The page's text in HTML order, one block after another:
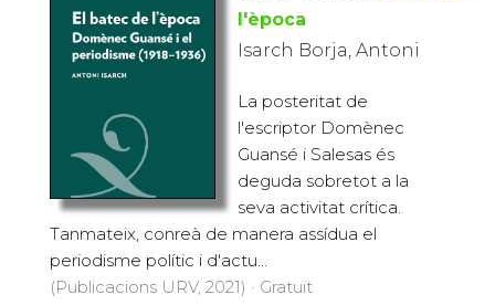
l'època
Isarch Borja, Antoni
La posteritat de
l'escriptor Domènec
Guansé i Salesas és
deguda sobretot a la
seva activitat crítica.
Tanmateix, conreà de manera assídua el
periodisme polític i d'actu...
(Publicacions URV, 2021) · Gratuït